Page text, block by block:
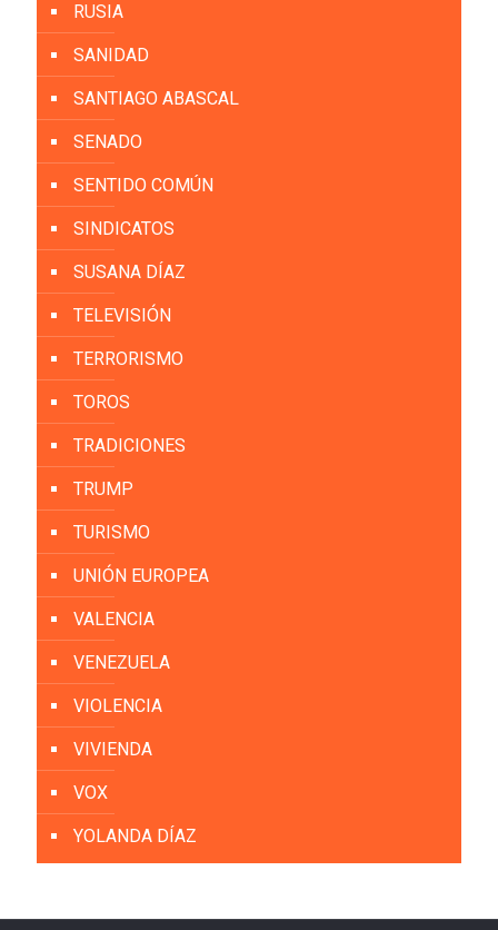
RUSIA
SANIDAD
SANTIAGO ABASCAL
SENADO
SENTIDO COMÚN
SINDICATOS
SUSANA DÍAZ
TELEVISIÓN
TERRORISMO
TOROS
TRADICIONES
TRUMP
TURISMO
UNIÓN EUROPEA
VALENCIA
VENEZUELA
VIOLENCIA
VIVIENDA
VOX
YOLANDA DÍAZ